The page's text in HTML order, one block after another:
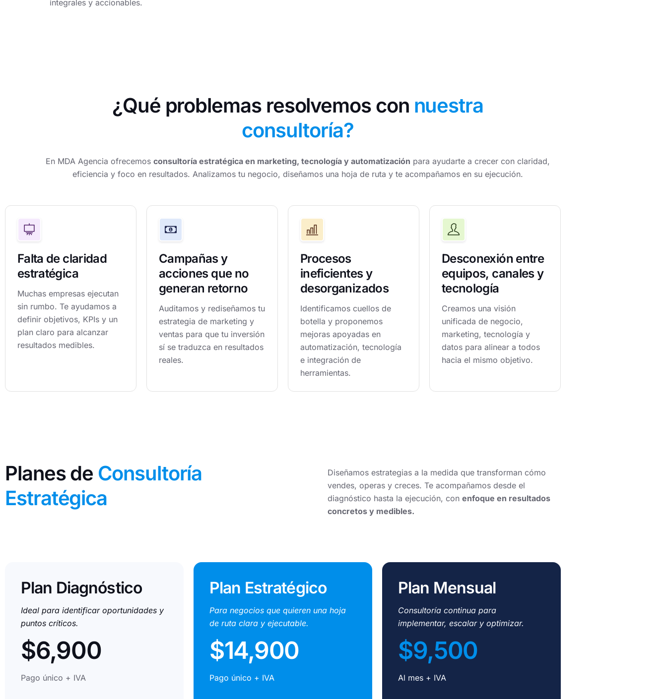
integrales y accionables.
¿Qué problemas resolvemos con nuestra
consultoría?
En MDA Agencia ofrecemos consultoría estratégica en marketing, tecnología y automatización para ayudarte a crecer con claridad,
eficiencia y foco en resultados. Analizamos tu negocio, diseñamos una hoja de ruta y te acompañamos en su ejecución.
Falta de claridad
estratégica
Muchas empresas ejecutan
sin rumbo. Te ayudamos a
definir objetivos, KPIs y un
plan claro para alcanzar
resultados medibles.
Campañas y
acciones que no
generan retorno
Auditamos y rediseñamos tu
estrategia de marketing y
ventas para que tu inversión
sí se traduzca en resultados
reales.
Procesos
ineficientes y
desorganizados
Identificamos cuellos de
botella y proponemos
mejoras apoyadas en
automatización, tecnología
e integración de
herramientas.
Desconexión entre
equipos, canales y
tecnología
Creamos una visión
unificada de negocio,
marketing, tecnología y
datos para alinear a todos
hacia el mismo objetivo.
Planes de Consultoría
Estratégica
Diseñamos estrategias a la medida que transforman cómo
vendes, operas y creces. Te acompañamos desde el
diagnóstico hasta la ejecución, con enfoque en resultados
concretos y medibles.
Plan Diagnóstico
Ideal para identificar oportunidades y
puntos críticos.
$6,900
Pago único + IVA
Plan Estratégico
Para negocios que quieren una hoja
de ruta clara y ejecutable.
$14,900
Pago único + IVA
Plan Mensual
Consultoría continua para
implementar, escalar y optimizar.
$9,500
Al mes + IVA